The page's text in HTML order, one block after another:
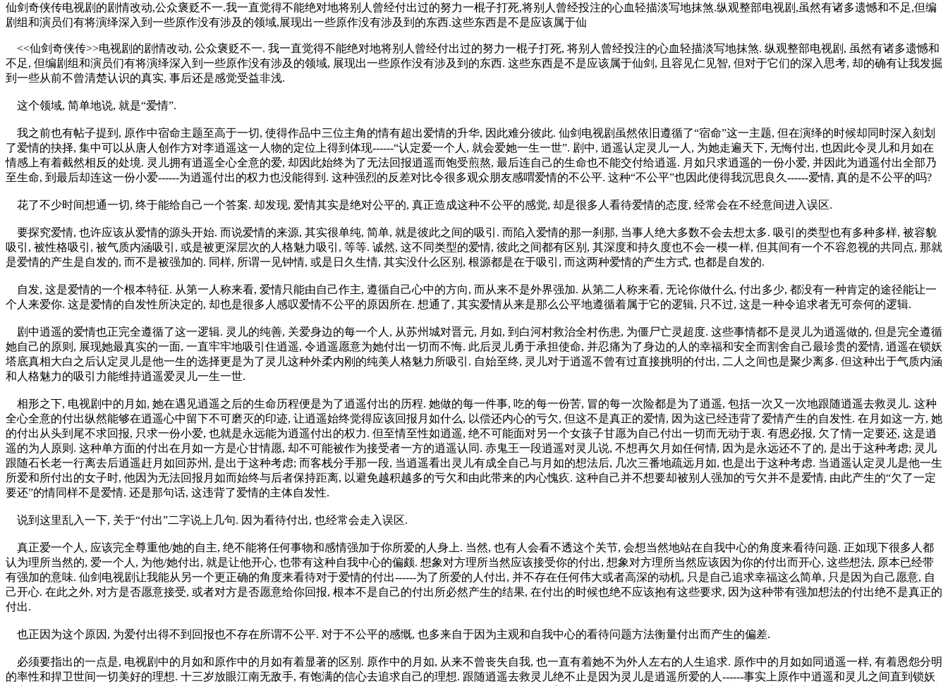
仙剑奇侠传电视剧的剧情改动,公众褒贬不一.我一直觉得不能绝对地将别人曾经付出过的努力一棍子打死,将别人曾经投注的心血轻描淡写地抹煞.纵观整部电视剧,虽然有诸多遗憾和不足,但编
剧组和演员们有将演绎深入到一些原作没有涉及的领域,展现出一些原作没有涉及到的东西.这些东西是不是应该属于仙
<<仙剑奇侠传>>电视剧的剧情改动, 公众褒贬不一. 我一直觉得不能绝对地将别人曾经付出过的努力一棍子打死, 将别人曾经投注的心血轻描淡写地抹煞. 纵观整部电视剧, 虽然有诸多遗憾和
不足, 但编剧组和演员们有将演绎深入到一些原作没有涉及的领域, 展现出一些原作没有涉及到的东西. 这些东西是不是应该属于仙剑, 且容见仁见智, 但对于它们的深入思考, 却的确有让我发掘
到一些从前不曾清楚认识的真实, 事后还是感觉受益非浅.
这个领域, 简单地说, 就是“爱情”.
我之前也有帖子提到, 原作中宿命主题至高于一切, 使得作品中三位主角的情有超出爱情的升华, 因此难分彼此. 仙剑电视剧虽然依旧遵循了“宿命”这一主题, 但在演绎的时候却同时深入刻划
了爱情的抉择, 集中可以从唐人创作方对李逍遥这一人物的定位上得到体现------“认定爱一个人, 就会爱她一生一世”. 剧中, 逍遥认定灵儿一人, 为她走遍天下, 无悔付出, 也因此令灵儿和月如在
情感上有着截然相反的处境. 灵儿拥有逍遥全心全意的爱, 却因此始终为了无法回报逍遥而饱受煎熬, 最后连自己的生命也不能交付给逍遥. 月如只求逍遥的一份小爱, 并因此为逍遥付出全部乃
至生命, 到最后却连这一份小爱------为逍遥付出的权力也没能得到. 这种强烈的反差对比令很多观众朋友感喟爱情的不公平. 这种“不公平”也因此使得我沉思良久------爱情, 真的是不公平的吗?
花了不少时间想通一切, 终于能给自己一个答案. 却发现, 爱情其实是绝对公平的, 真正造成这种不公平的感觉, 却是很多人看待爱情的态度, 经常会在不经意间进入误区.
要探究爱情, 也许应该从爱情的源头开始. 而说爱情的来源, 其实很单纯, 简单, 就是彼此之间的吸引. 而陷入爱情的那一刹那, 当事人绝大多数不会去想太多. 吸引的类型也有多种多样, 被容貌
吸引, 被性格吸引, 被气质内涵吸引, 或是被更深层次的人格魅力吸引, 等等. 诚然, 这不同类型的爱情, 彼此之间都有区别, 其深度和持久度也不会一模一样, 但其间有一个不容忽视的共同点, 那就
是爱情的产生是自发的, 而不是被强加的. 同样, 所谓一见钟情, 或是日久生情, 其实没什么区别, 根源都是在于吸引, 而这两种爱情的产生方式, 也都是自发的.
自发, 这是爱情的一个根本特征. 从第一人称来看, 爱情只能由自己作主, 遵循自己心中的方向, 而从来不是外界强加. 从第二人称来看, 无论你做什么, 付出多少, 都没有一种肯定的途径能让一
个人来爱你. 这是爱情的自发性所决定的, 却也是很多人感叹爱情不公平的原因所在. 想通了, 其实爱情从来是那么公平地遵循着属于它的逻辑, 只不过, 这是一种令追求者无可奈何的逻辑.
剧中逍遥的爱情也正完全遵循了这一逻辑. 灵儿的纯善, 关爱身边的每一个人, 从苏州城对晋元, 月如, 到白河村救治全村伤患, 为僵尸亡灵超度. 这些事情都不是灵儿为逍遥做的, 但是完全遵循
她自己的原则, 展现她最真实的一面, 一直牢牢地吸引住逍遥, 令逍遥愿意为她付出一切而不悔. 此后灵儿勇于承担使命, 并忍痛为了身边的人的幸福和安全而割舍自己最珍贵的爱情, 逍遥在锁妖
塔底真相大白之后认定灵儿是他一生的选择更是为了灵儿这种外柔内刚的纯美人格魅力所吸引. 自始至终, 灵儿对于逍遥不曾有过直接挑明的付出, 二人之间也是聚少离多. 但这种出于气质内涵
和人格魅力的吸引力能维持逍遥爱灵儿一生一世.
相形之下, 电视剧中的月如, 她在遇见逍遥之后的生命历程便是为了逍遥付出的历程. 她做的每一件事, 吃的每一份苦, 冒的每一次险都是为了逍遥, 包括一次又一次地跟随逍遥去救灵儿. 这种
全心全意的付出纵然能够在逍遥心中留下不可磨灭的印迹, 让逍遥始终觉得应该回报月如什么, 以偿还内心的亏欠, 但这不是真正的爱情, 因为这已经违背了爱情产生的自发性. 在月如这一方, 她
的付出从头到尾不求回报, 只求一份小爱, 也就是永远能为逍遥付出的权力. 但至情至性如逍遥, 绝不可能面对另一个女孩子甘愿为自己付出一切而无动于衷. 有恩必报, 欠了情一定要还, 这是逍
遥的为人原则. 这种单方面的付出在月如一方是心甘情愿, 却不可能被作为接受者一方的逍遥认同. 赤鬼王一段逍遥对灵儿说, 不想再欠月如任何情, 因为是永远还不了的, 是出于这种考虑; 灵儿
跟随石长老一行离去后逍遥赶月如回苏州, 是出于这种考虑; 而客栈分手那一段, 当逍遥看出灵儿有成全自己与月如的想法后, 几次三番地疏远月如, 也是出于这种考虑. 当逍遥认定灵儿是他一生
所爱和所付出的女子时, 他因为无法回报月如而始终与后者保持距离, 以避免越积越多的亏欠和由此带来的内心愧疚. 这种自己并不想要却被别人强加的亏欠并不是爱情, 由此产生的“欠了一定
要还”的情同样不是爱情. 还是那句话, 这违背了爱情的主体自发性.
说到这里乱入一下, 关于“付出”二字说上几句. 因为看待付出, 也经常会走入误区.
真正爱一个人, 应该完全尊重他/她的自主, 绝不能将任何事物和感情强加于你所爱的人身上. 当然, 也有人会看不透这个关节, 会想当然地站在自我中心的角度来看待问题. 正如现下很多人都
认为理所当然的, 爱一个人, 为他/她付出, 就是让他开心, 也带有这种自我中心的偏颇. 想象对方理所当然应该接受你的付出, 想象对方理所当然应该因为你的付出而开心, 这些想法, 原本已经带
有强加的意味. 仙剑电视剧让我能从另一个更正确的角度来看待对于爱情的付出------为了所爱的人付出, 并不存在任何伟大或者高深的动机, 只是自己追求幸福这么简单, 只是因为自己愿意, 自
己开心. 在此之外, 对方是否愿意接受, 或者对方是否愿意给你回报, 根本不是自己的付出所必然产生的结果, 在付出的时候也绝不应该抱有这些要求, 因为这种带有强加想法的付出绝不是真正的
付出.
也正因为这个原因, 为爱付出得不到回报也不存在所谓不公平. 对于不公平的感慨, 也多来自于因为主观和自我中心的看待问题方法衡量付出而产生的偏差.
必须要指出的一点是, 电视剧中的月如和原作中的月如有着显著的区别. 原作中的月如, 从来不曾丧失自我, 也一直有着她不为外人左右的人生追求. 原作中的月如如同逍遥一样, 有着恩怨分明
的率性和捍卫世间一切美好的理想. 十三岁放眼江南无敌手, 有饱满的信心去追求自己的理想. 跟随逍遥去救灵儿绝不止是因为灵儿是逍遥所爱的人------事实上原作中逍遥和灵儿之间直到锁妖